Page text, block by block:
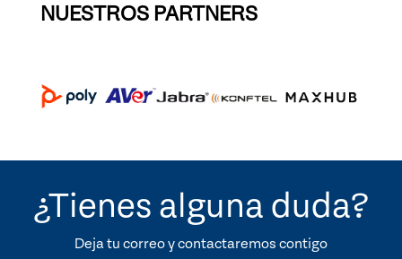
NUESTROS PARTNERS
¿Tienes alguna duda?
Deja tu correo y contactaremos contigo